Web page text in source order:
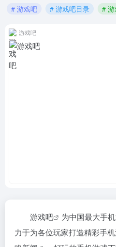
# 游戏吧
# 游戏吧目录 #
游戏吧
游戏吧 为中国最大手
力于为各位玩家打造精彩手